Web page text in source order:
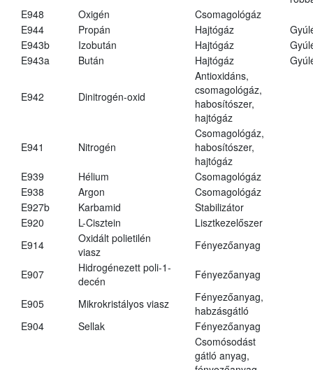
E948
Oxigén
Csomagológáz
E944
Propán Hajtógáz
E943b
Izobután Hajtógáz
E943a
Bután Hajtógáz
E942 Dinitrogén-oxid
Antioxidáns,
csomagológáz,
habosítószer,
hajtógáz
E941 Nitrogén
Csomagológáz,
habosítószer,
hajtógáz
E939
Hélium
Csomagológáz
E938
Argon
Csomagológáz
E927b
Karbamid
Stabilizátor
E920
L-Cisztein
Lisztkezelőszer
E914
Oxidált polietilén
viasz
Fényezőanyag
E907
Hidrogénezett poli-1-
decén
Fényezőanyag
E905 Mikrokristályos viasz
Fényezőanyag,
habzásgátló
E904
Sellak Fényezőanyag
Csomósodást
gátló anyag,